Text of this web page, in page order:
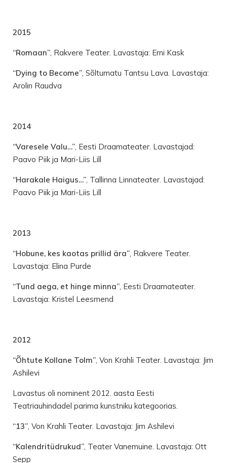
2015
“Romaan”, Rakvere Teater. Lavastaja: Erni Kask
“Dying to Become”, Sõltumatu Tantsu Lava. Lavastaja:
Arolin Raudva
2014
“Varesele Valu…”, Eesti Draamateater. Lavastajad:
Paavo Piik ja Mari-Liis Lill
“Harakale Haigus…”, Tallinna Linnateater. Lavastajad:
Paavo Piik ja Mari-Liis Lill
2013
“Hobune, kes kaotas prillid ära”, Rakvere Teater.
Lavastaja: Elina Purde
“Tund aega, et hinge minna”, Eesti Draamateater.
Lavastaja: Kristel Leesmend
2012
“Õhtute Kollane Tolm”, Von Krahli Teater. Lavastaja: Jim
Ashilevi
Lavastus oli nominent 2012. aasta Eesti
Teatriauhindadel parima kunstniku kategoorias.
“13”, Von Krahli Teater. Lavastaja: Jim Ashilevi
“Kalendritüdrukud”, Teater Vanemuine. Lavastaja: Ott
Sepp